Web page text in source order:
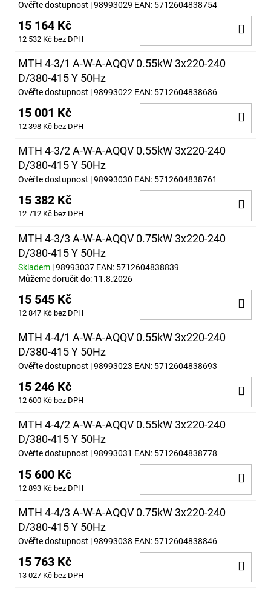
Ověřte dostupnost | 98993029 EAN: 5712604838754
15 164 Kč
12 532 Kč bez DPH
MTH 4-3/1 A-W-A-AQQV 0.55kW 3x220-240
D/380-415 Y 50Hz
Ověřte dostupnost | 98993022 EAN: 5712604838686
15 001 Kč
12 398 Kč bez DPH
MTH 4-3/2 A-W-A-AQQV 0.55kW 3x220-240
D/380-415 Y 50Hz
Ověřte dostupnost | 98993030 EAN: 5712604838761
15 382 Kč
12 712 Kč bez DPH
MTH 4-3/3 A-W-A-AQQV 0.75kW 3x220-240
D/380-415 Y 50Hz
Skladem | 98993037 EAN: 5712604838839
Můžeme doručit do: 11.8.2026
15 545 Kč
12 847 Kč bez DPH
MTH 4-4/1 A-W-A-AQQV 0.55kW 3x220-240
D/380-415 Y 50Hz
Ověřte dostupnost | 98993023 EAN: 5712604838693
15 246 Kč
12 600 Kč bez DPH
MTH 4-4/2 A-W-A-AQQV 0.55kW 3x220-240
D/380-415 Y 50Hz
Ověřte dostupnost | 98993031 EAN: 5712604838778
15 600 Kč
12 893 Kč bez DPH
MTH 4-4/3 A-W-A-AQQV 0.75kW 3x220-240
D/380-415 Y 50Hz
Ověřte dostupnost | 98993038 EAN: 5712604838846
15 763 Kč
13 027 Kč bez DPH